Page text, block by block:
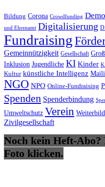
Bildung Corona Crowdfunding
und Ehrenamt Digitalisierung
Fundraising
Gemeinnützigkeit Gesellschaft
Inklusion Jugendliche KI Kinder
Kultur künstliche Intelligenz
NGO NPO Online-Fundraising
Spenden Spenderbindung
Umweltschutz Verein
Zivilgesellschaft
Noch kein Heft-Abo?
Foto klicken.